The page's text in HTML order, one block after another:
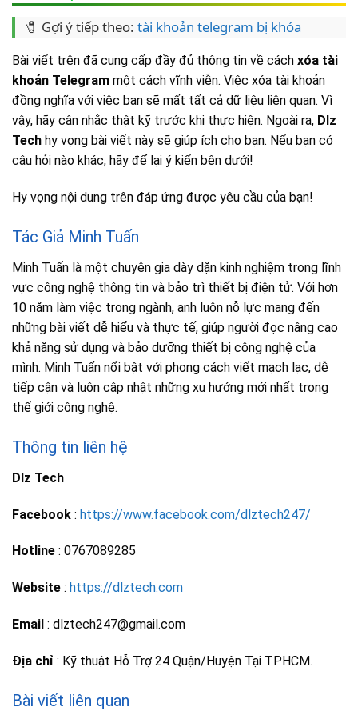
🧷 Gợi ý tiếp theo: tài khoản telegram bị khóa
Bài viết trên đã cung cấp đầy đủ thông tin về cách xóa tài
khoản Telegram một cách vĩnh viễn. Việc xóa tài khoản
đồng nghĩa với việc bạn sẽ mất tất cả dữ liệu liên quan. Vì
vậy, hãy cân nhắc thật kỹ trước khi thực hiện. Ngoài ra, Dlz
Tech hy vọng bài viết này sẽ giúp ích cho bạn. Nếu bạn có
câu hỏi nào khác, hãy để lại ý kiến bên dưới!
Hy vọng nội dung trên đáp ứng được yêu cầu của bạn!
Tác Giả Minh Tuấn
Minh Tuấn là một chuyên gia dày dặn kinh nghiệm trong lĩnh
vực công nghệ thông tin và bảo trì thiết bị điện tử. Với hơn
10 năm làm việc trong ngành, anh luôn nỗ lực mang đến
những bài viết dễ hiểu và thực tế, giúp người đọc nâng cao
khả năng sử dụng và bảo dưỡng thiết bị công nghệ của
mình. Minh Tuấn nổi bật với phong cách viết mạch lạc, dễ
tiếp cận và luôn cập nhật những xu hướng mới nhất trong
thế giới công nghệ.
Thông tin liên hệ
Dlz Tech
Facebook : https://www.facebook.com/dlztech247/
Hotline : 0767089285
Website : https://dlztech.com
Email : dlztech247@gmail.com
Địa chỉ : Kỹ thuật Hỗ Trợ 24 Quận/Huyện Tại TPHCM.
Bài viết liên quan